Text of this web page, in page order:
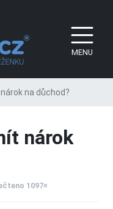
MENU
na důchod?
nárok
1097×